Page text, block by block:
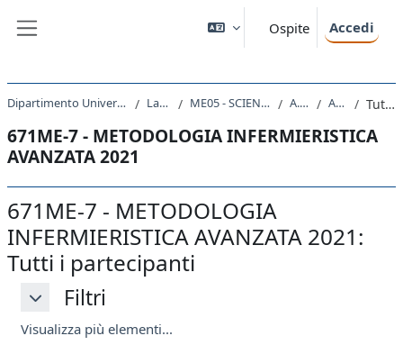
Ospite Accedi
Dipartimento Universitario Clinico di Scienze mediche, chirurgiche e della salute Laurea Magistrale ME05 - SCIENZE INFERMIERISTICHE E OSTETRICHE A.A. 2021 - 2022 Attività recente Tutti i partecipanti
671ME-7 - METODOLOGIA INFERMIERISTICA
AVANZATA 2021
671ME-7 - METODOLOGIA
INFERMIERISTICA AVANZATA 2021:
Tutti i partecipanti
Filtri
Filtri Filtri
Visualizza più elementi...